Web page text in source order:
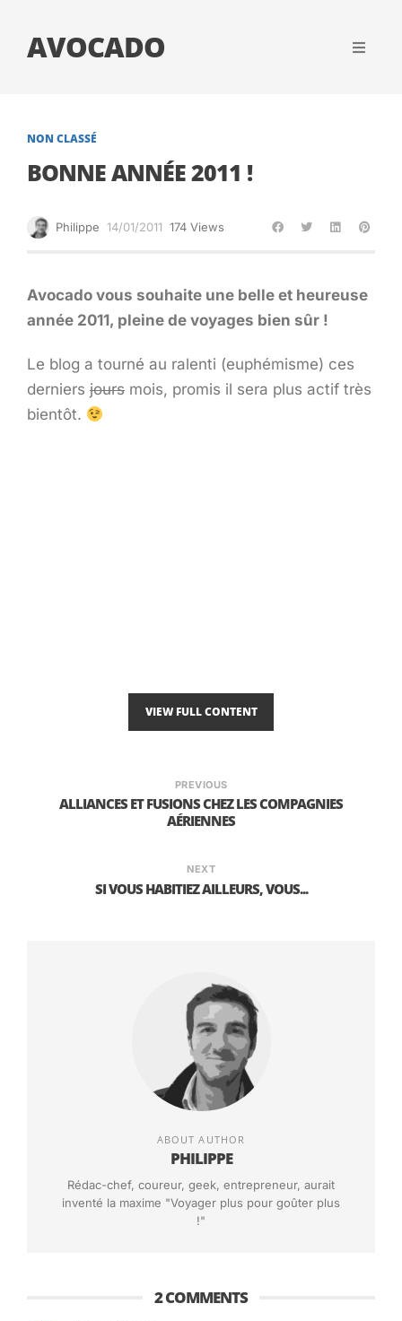
AVOCADO
NON CLASSÉ
BONNE ANNÉE 2011 !
Philippe 14/01/2011 174 Views
Avocado vous souhaite une belle et heureuse
année 2011, pleine de voyages bien sûr !
Le blog a tourné au ralenti (euphémisme) ces
derniers jours mois, promis il sera plus actif très
bientôt.
VIEW FULL CONTENT
PREVIOUS
ALLIANCES ET FUSIONS CHEZ LES COMPAGNIES
AÉRIENNES
NEXT
SI VOUS HABITIEZ AILLEURS, VOUS...
ABOUT AUTHOR
PHILIPPE
Rédac-chef, coureur, geek, entrepreneur, aurait
inventé la maxime "Voyager plus pour goûter plus
!"
2 COMMENTS